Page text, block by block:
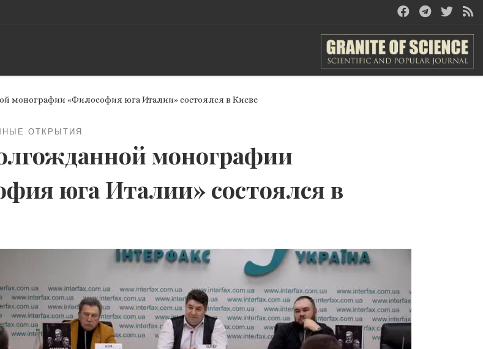
монографии «Философия юга Италии» состоялся в Киеве
ОТКРЫТИЯ
монографии
юга Италии» состоялся в